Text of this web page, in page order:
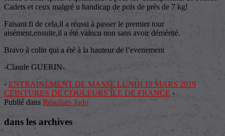
Cadets et ceux malgré u handicap de pois de près de 7 kg!
Faisant fi de cela,il a réussi à passer le premier tour
aisément,ensuite,il a été vaincu non sans avoir démérité.
Bravo à colin qui a été à la hauteur de l’evenement
-Claude GUERIN-
‹ ENTRAINEMENT DE MASSE LUNDI 18 MARS 2019
CEINTURES DE COULEURS ÎLE DE FRANCE ›
Publié dans Résultats Judo
dans les archives